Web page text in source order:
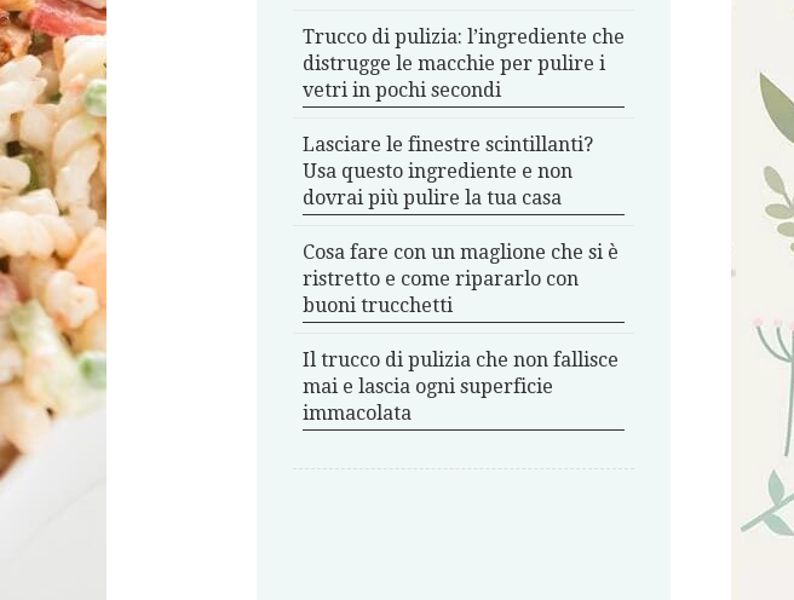
Trucco di pulizia: l’ingrediente che
distrugge le macchie per pulire i
vetri in pochi secondi
Lasciare le finestre scintillanti?
Usa questo ingrediente e non
dovrai più pulire la tua casa
Cosa fare con un maglione che si è
ristretto e come ripararlo con
buoni trucchetti
Il trucco di pulizia che non fallisce
mai e lascia ogni superficie
immacolata